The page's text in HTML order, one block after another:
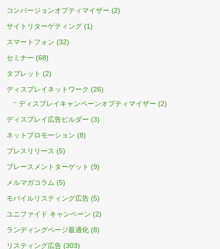
コンバージョンオプティマイザー (2)
サイトリターゲティング (1)
スマートフォン (32)
セミナー (68)
タブレット (2)
ディスプレイネットワーク (26)
ディスプレイキャンペーンオプティマイザー (2)
ディスプレイ広告ビルダー (3)
ネットプロモーション (8)
プレスリリース (5)
プレースメントターゲット (9)
メルマガコラム (5)
モバイルリスティング広告 (5)
ユニファイド キャンペーン (2)
ランディングページ最適化 (8)
リスティング広告 (303)